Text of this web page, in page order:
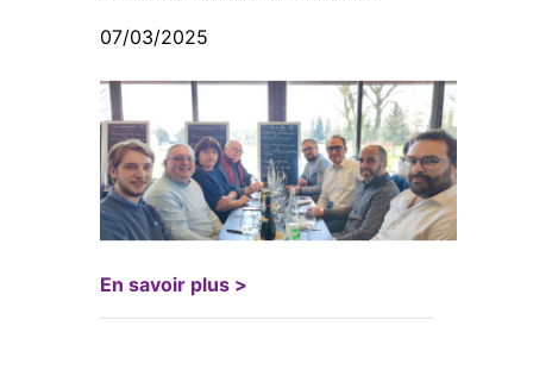
07/03/2025
En savoir plus >